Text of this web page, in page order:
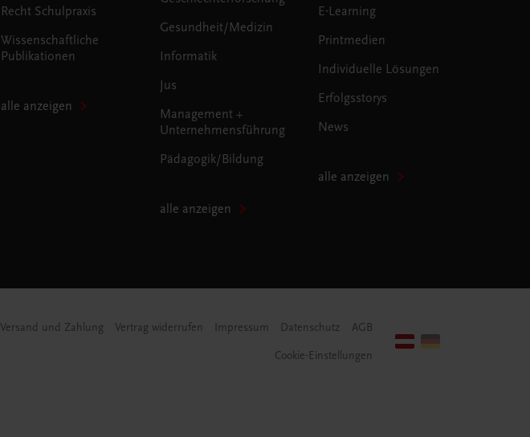
Recht Schulpraxis
Wissenschaftliche
Publikationen
alle anzeigen
Gesundheit/Medizin
Informatik
Jus
Management +
Unternehmensführung
Pädagogik/Bildung
alle anzeigen
E-Learning
Printmedien
Individuelle Lösungen
Erfolgsstorys
News
alle anzeigen
Versand und Zahlung Vertrag widerrufen Impressum Datenschutz AGB
Cookie-Einstellungen